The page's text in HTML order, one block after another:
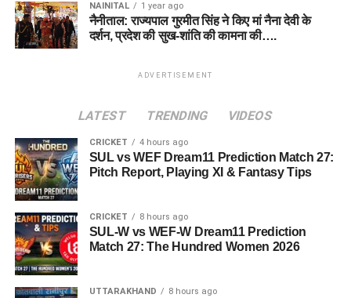
NAINITAL 1 year ago
नैनीताल: राज्यपाल गुरमीत सिंह ने किए मां नैना देवी के
दर्शन, प्रदेश की सुख-शांति की कामना की….
ADVERTISEMENT
LATEST TRENDING VIDEOS
CRICKET 4 hours ago
SUL vs WEF Dream11 Prediction Match 27:
Pitch Report, Playing XI & Fantasy Tips
CRICKET 8 hours ago
SUL-W vs WEF-W Dream11 Prediction
Match 27: The Hundred Women 2026
UTTARAKHAND 8 hours ago